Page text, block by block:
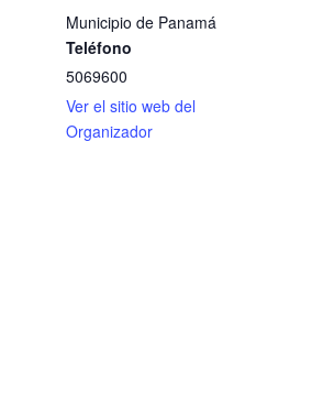
Municipio de Panamá
Teléfono
5069600
Ver el sitio web del
Organizador